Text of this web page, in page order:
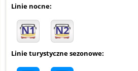
Linie nocne:
N1 N2
Linie turystyczne sezonowe: